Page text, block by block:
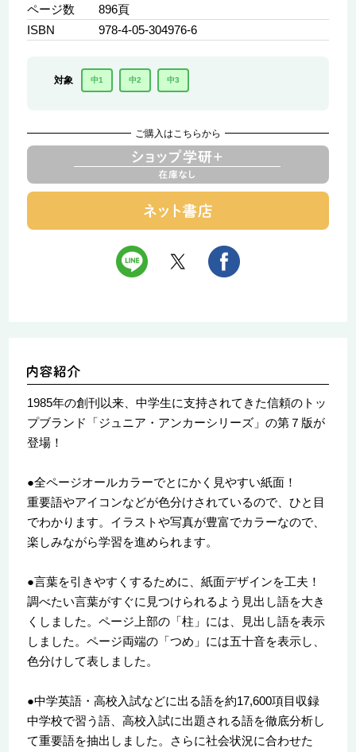
ページ数
896頁
ISBN
978-4-05-304976-6
対象 中1 中2 中3
ご購入はこちらから
1985年の創刊以来、中学生に支持されてきた信頼のトッ
プブランド「ジュニア・アンカーシリーズ」の第７版が
登場！
●全ページオールカラーでとにかく見やすい紙面！
重要語やアイコンなどが色分けされているので、ひと目
でわかります。イラストや写真が豊富でカラーなので、
楽しみながら学習を進められます。
●言葉を引きやすくするために、紙面デザインを工夫！
調べたい言葉がすぐに見つけられるよう見出し語を大き
くしました。ページ上部の「柱」には、見出し語を表示
しました。ページ両端の「つめ」には五十音を表示し、
色分けして表しました。
●中学英語・高校入試などに出る語を約17,600項目収録
中学校で習う語、高校入試に出題される語を徹底分析し
て重要語を抽出しました。さらに社会状況に合わせた